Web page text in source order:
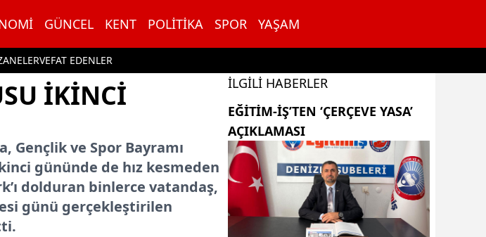
GÜNCEL KENT POLITIKA SPOR YAŞAM
VEFAT EDENLER
İKİNCİ
Gençlik ve Spor Bayramı
gününde de hız kesmeden
dolduran binlerce vatandaş,
günü gerçekleştirilen
İLGILI HABERLER
EĞITIM-İŞ’TEN ‘ÇERÇEVE YASA’
AÇIKLAMASI